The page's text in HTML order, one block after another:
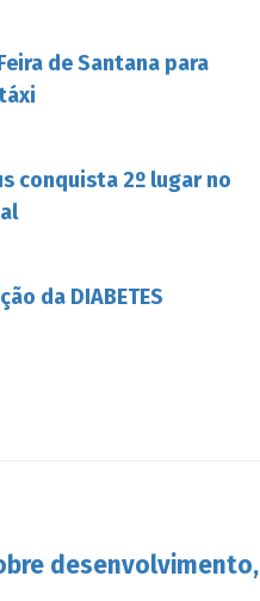
de Santana para
conquista 2º lugar no
da DIABETES
desenvolvimento,